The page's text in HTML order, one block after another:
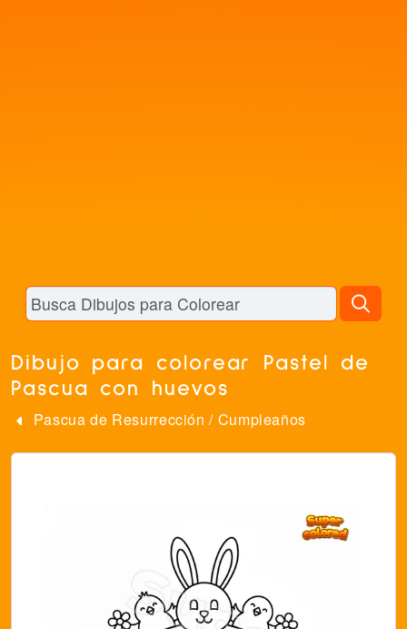
Dibujo para colorear Pastel de
Pascua con huevos
Pascua de Resurrección / Cumpleaños